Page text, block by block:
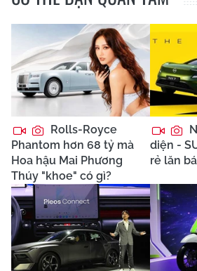
Rolls-Royce
Phantom hơn 68 tỷ mà
Hoa hậu Mai Phương
Thúy "khoe" có gì?
diện -
rẻ lăn